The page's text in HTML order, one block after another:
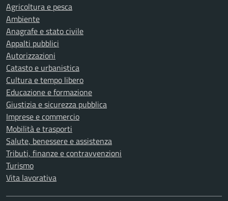
Agricoltura e pesca
Ambiente
Anagrafe e stato civile
Appalti pubblici
Autorizzazioni
Catasto e urbanistica
Cultura e tempo libero
Educazione e formazione
Giustizia e sicurezza pubblica
Imprese e commercio
Mobilità e trasporti
Salute, benessere e assistenza
Tributi, finanze e contravvenzioni
Turismo
Vita lavorativa